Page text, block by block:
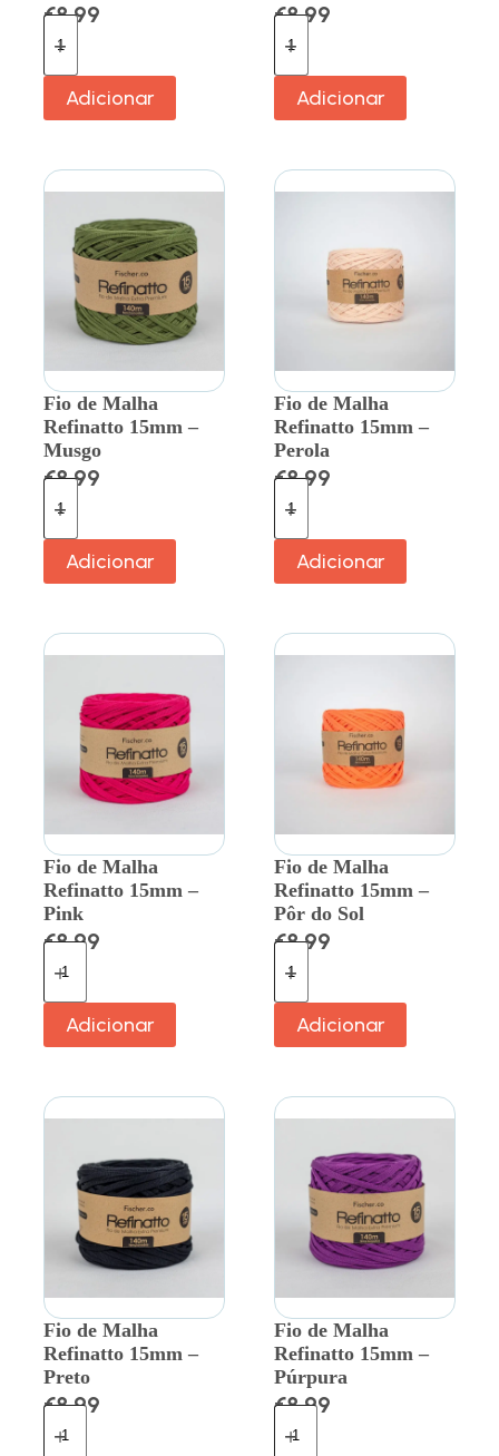
€8.99
Adicionar
€8.99
Adicionar
Fio de Malha
Refinatto 15mm –
Musgo
€8.99
Adicionar
Fio de Malha
Refinatto 15mm –
Perola
€8.99
Adicionar
Fio de Malha
Refinatto 15mm –
Pink
€8.99
Adicionar
Fio de Malha
Refinatto 15mm –
Pôr do Sol
€8.99
Adicionar
Fio de Malha
Refinatto 15mm –
Preto
€8.99
Fio de Malha
Refinatto 15mm –
Púrpura
€8.99